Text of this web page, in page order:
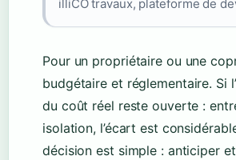
illiCO travaux, plateforme de
Pour un propriétaire ou une
budgétaire et réglementaire. Si
du coût réel reste ouverte :
isolation, l’écart est
décision est simple : anticiper